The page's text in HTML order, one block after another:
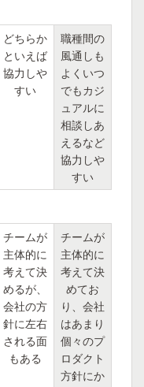
どちらか
といえば
協力しや
すい
職種間の
風通しも
よくいつ
でもカジ
ュアルに
相談しあ
えるなど
協力しや
すい
チームが
主体的に
考えて決
めるが、
会社の方
針に左右
される面
もある
チームが
主体的に
考えて決
めてお
り、会社
はあまり
個々のプ
ロダクト
方針にか